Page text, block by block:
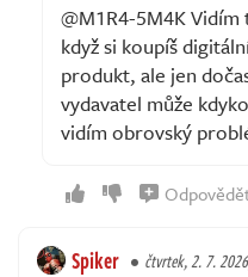
@M1R4-5M4K
když si koupíš
produkt, ale jen
vydavatel může
vidím obrovský
Spiker čtvrtek, 2. 7.